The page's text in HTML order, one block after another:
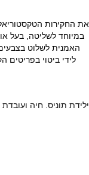
ילידת תוניס. חיה